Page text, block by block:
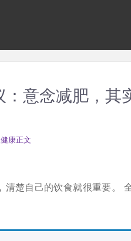
意念减肥，其
康正文
楚自己的饮食就很重要。